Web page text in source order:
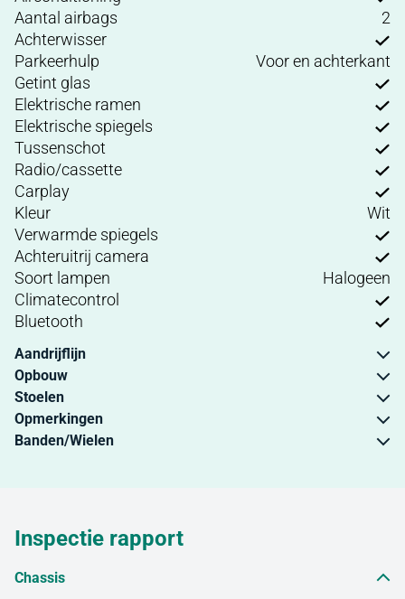
Aantal airbags
2
Achterwisser
Parkeerhulp
Voor en achterkant
Getint glas
Elektrische ramen
Elektrische spiegels
Tussenschot
Radio/cassette
Carplay
Kleur
Wit
Verwarmde spiegels
Achteruitrij camera
Soort lampen
Halogeen
Climatecontrol
Bluetooth
Aandrijflijn
Opbouw
Stoelen
Opmerkingen
Banden/Wielen
Inspectie rapport
Chassis